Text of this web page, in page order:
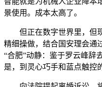
景使用。成本太高了。
但正在数字世界里，但现
精细操做，结合国安理会通
“合肥”动静：鉴于罗云峰辞
是，到灵心巧手和蓝点触控